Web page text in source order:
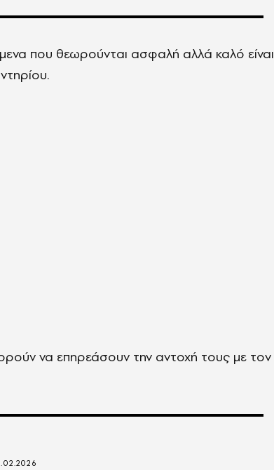
που θεωρούνται ασφαλή αλλά καλό είναι
να επηρεάσουν την αντοχή τους με τον